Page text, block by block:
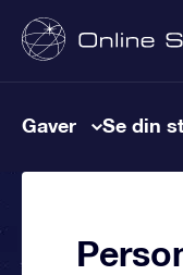
Gaver Se din